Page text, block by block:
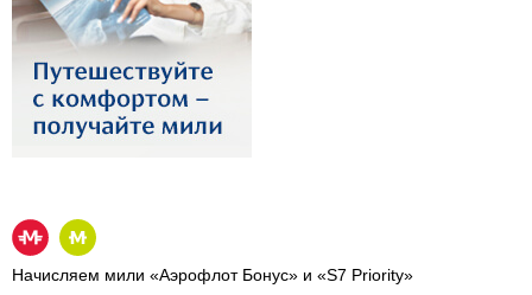
Начисляем мили «Аэрофлот Бонус» и «S7 Priority»